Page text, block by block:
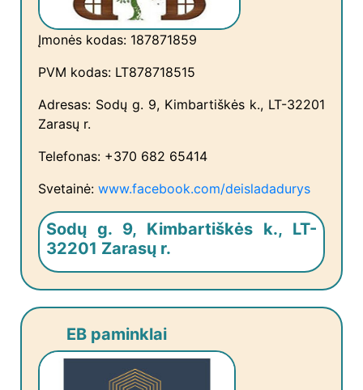
Įmonės kodas: 187871859
PVM kodas: LT878718515
Adresas: Sodų g. 9, Kimbartiškės k., LT-32201
Zarasų r.
Telefonas: +370 682 65414
Svetainė: www.facebook.com/deisladadurys
Sodų g. 9, Kimbartiškės k., LT-
32201 Zarasų r.
EB paminklai